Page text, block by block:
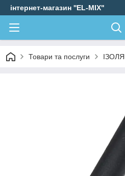
інтернет-магазин ''EL-MIX"
Товари та послуги